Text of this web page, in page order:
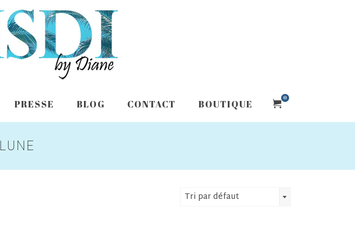
PRESSE BLOG CONTACT BOUTIQUE
0
LUNE
Tri par défaut